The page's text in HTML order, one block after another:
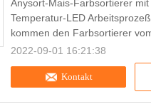
Kontakt
Anysort-Mais-Farbsortierer
Temperatur-LED
kommen den Farbsortierer
2022-09-01 16:21:38